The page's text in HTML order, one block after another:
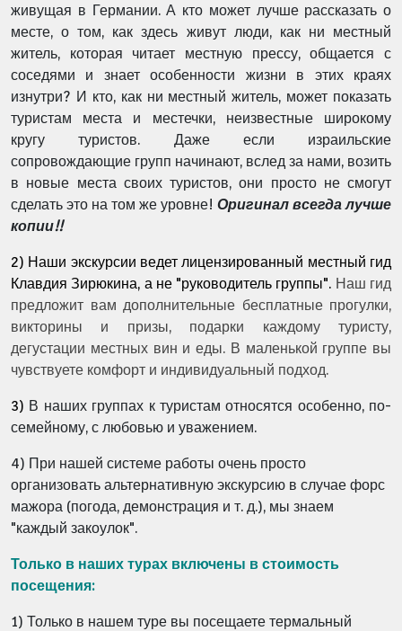
живущая в Германии. А кто может лучше рассказать о
месте, о том, как здесь живут люди, как ни местный
житель, которая читает местную прессу, общается с
соседями и знает особенности жизни в этих краях
изнутри? И кто, как ни местный житель, может показать
туристам места и местечки, неизвестные широкому
кругу туристов. Даже если израильские
сопровождающие групп начинают, вслед за нами, возить
в новые места своих туристов, они просто не смогут
сделать это на том же уровне! Оригинал всегда лучше
копии!!
2) Наши экскурсии ведет лицензированный местный гид
Клавдия Зирюкина, а не "руководитель группы". Наш гид
предложит вам дополнительные бесплатные прогулки,
викторины и призы, подарки каждому туристу,
дегустации местных вин и еды. В маленькой группе вы
чувствуете комфорт и индивидуальный подход.
3) В наших группах к туристам относятся особенно, по-
семейному, с любовью и уважением.
4) При нашей системе работы очень просто
организовать альтернативную экскурсию в случае форс
мажора (погода, демонстрация и т. д.), мы знаем
"каждый закоулок".
Только в наших турах включены в стоимость
посещения:
1) Только в нашем туре вы посещаете термальный